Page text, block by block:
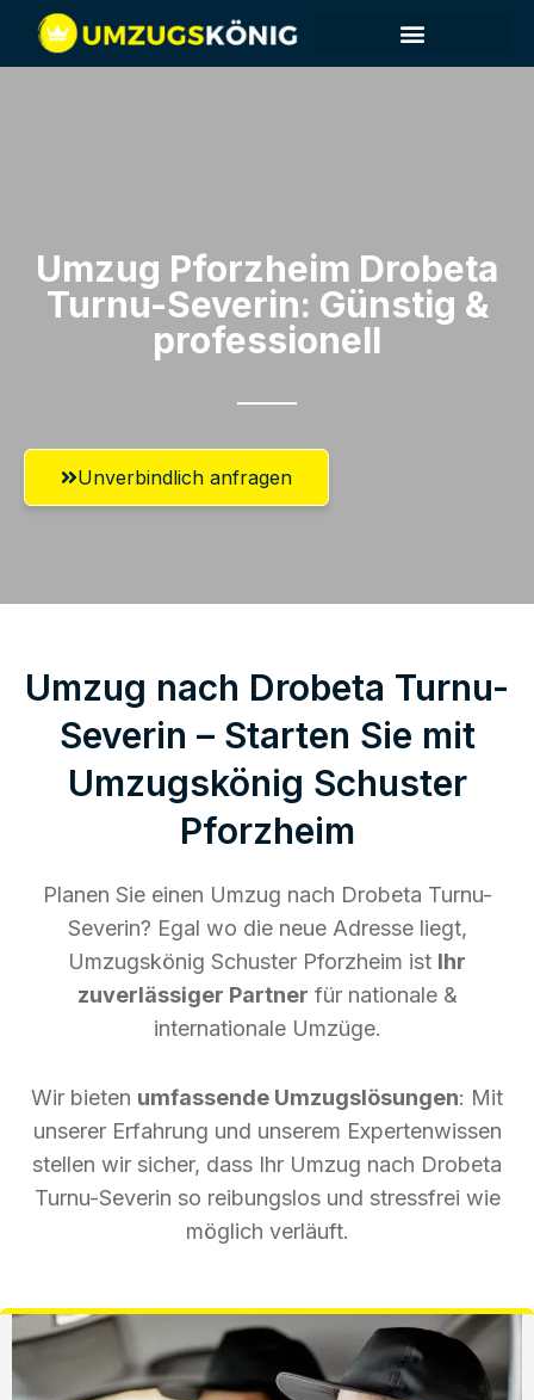
Umzug Pforzheim​ Drobeta
Turnu-Severin: Günstig &
professionell​
Unverbindlich anfragen
Umzug nach Drobeta Turnu-
Severin – Starten Sie mit
Umzugskönig Schuster
Pforzheim
Planen Sie einen Umzug nach Drobeta Turnu-
Severin? Egal wo die neue Adresse liegt,
Umzugskönig Schuster Pforzheim ist Ihr
zuverlässiger Partner für nationale &
internationale Umzüge.
Wir bieten umfassende Umzugslösungen: Mit
unserer Erfahrung und unserem Expertenwissen
stellen wir sicher, dass Ihr Umzug nach Drobeta
Turnu-Severin so reibungslos und stressfrei wie
möglich verläuft.